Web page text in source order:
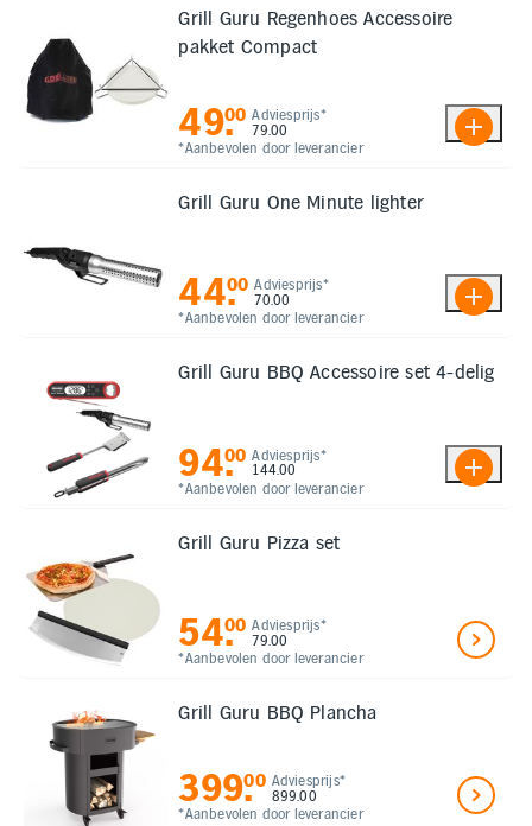
Toegankelijkheid
de
leesbaarheid
door
het
Grill Guru Regenhoes Accessoire
pakket Compact
Adviesprijs*
79.00
*Aanbevolen door leverancier
49.
00
Grill Guru One Minute lighter
Adviesprijs*
70.00
*Aanbevolen door leverancier
44.
00
Grill Guru BBQ Accessoire set 4-delig
Adviesprijs*
144.00
*Aanbevolen door leverancier
94.
00
Grill Guru Pizza set
Adviesprijs*
79.00
*Aanbevolen door leverancier
54.
00
Grill Guru BBQ Plancha
Adviesprijs*
899.00
*Aanbevolen door leverancier
399.
00